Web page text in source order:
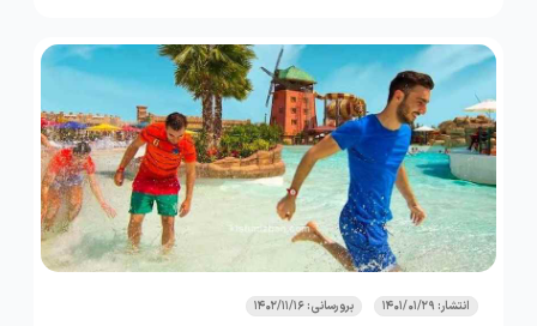
انتشار: 1401/01/29 برورسانی: 1402/11/16